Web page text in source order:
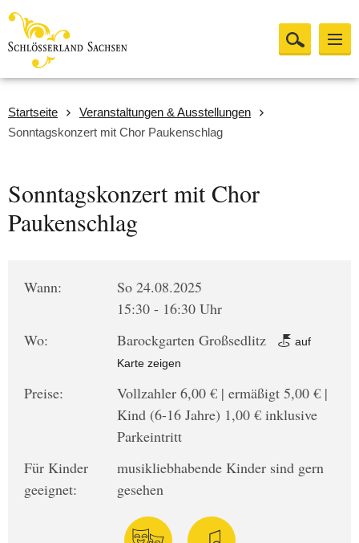
Startseite
Veranstaltungen & Ausstellungen
Sonntagskonzert mit Chor Paukenschlag
Sonntagskonzert mit Chor
Paukenschlag
Wann:
So 24.08.2025
15:30 - 16:30 Uhr
Wo:
Barockgarten Großsedlitz
auf
Karte zeigen
Preise:
Vollzahler 6,00 € | ermäßigt 5,00 € |
Kind (6-16 Jahre) 1,00 € inklusive
Parkeintritt
Für Kinder
geeignet:
musikliebhabende Kinder sind gern
gesehen